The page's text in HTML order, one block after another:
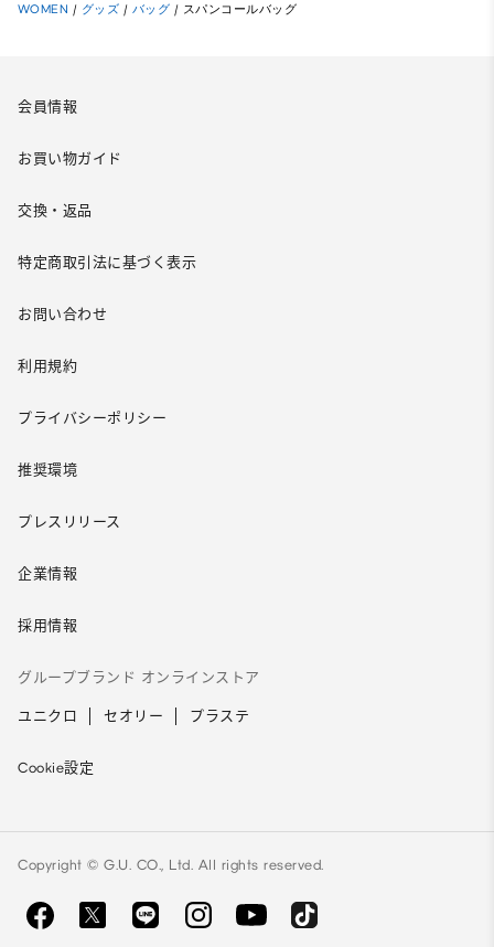
WOMEN / グッズ / バッグ / スパンコールバッグ
会員情報
お買い物ガイド
交換・返品
特定商取引法に基づく表示
お問い合わせ
利用規約
プライバシーポリシー
推奨環境
プレスリリース
企業情報
採用情報
グループブランド オンラインストア
ユニクロ セオリー プラステ
Cookie設定
Copyright © G.U. CO., Ltd. All rights reserved.